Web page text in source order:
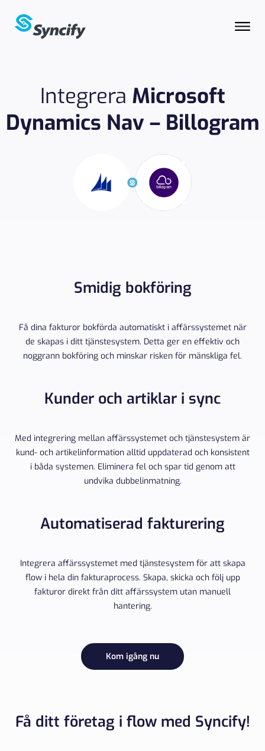
Integrera Microsoft
Dynamics Nav – Billogram
Smidig bokföring
Få dina fakturor bokförda automatiskt i affärssystemet när
de skapas i ditt tjänstesystem. Detta ger en effektiv och
noggrann bokföring och minskar risken för mänskliga fel.
Kunder och artiklar i sync
Med integrering mellan affärssystemet och tjänstesystem är
kund- och artikelinformation alltid uppdaterad och konsistent
i båda systemen. Eliminera fel och spar tid genom att
undvika dubbelinmatning.
Automatiserad fakturering
Integrera affärssystemet med tjänstesystem för att skapa
flow i hela din fakturaprocess. Skapa, skicka och följ upp
fakturor direkt från ditt affärssystem utan manuell
hantering.
Kom igång nu
Få ditt företag i flow med Syncify!